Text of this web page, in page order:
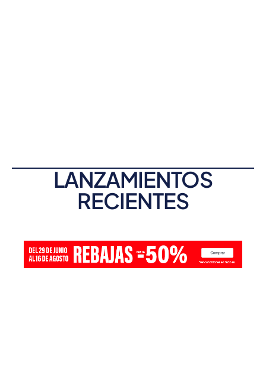
LANZAMIENTOS
RECIENTES